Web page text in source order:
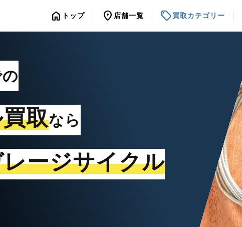
home トップ location_on 店舗一覧 sell買取カテゴリー
取なら
ージサイクル